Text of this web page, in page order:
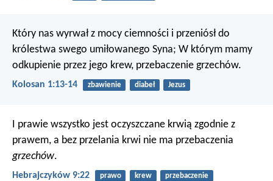
Który nas wyrwał z mocy ciemności i przeniósł do
królestwa swego umiłowanego Syna; W którym mamy
odkupienie przez jego krew, przebaczenie grzechów.
Kolosan 1:13-14 zbawienie diabeł Jezus
I prawie wszystko jest oczyszczane krwią zgodnie z
prawem, a bez przelania krwi nie ma przebaczenia
grzechów.
Hebrajczyków 9:22 prawo krew przebaczenie